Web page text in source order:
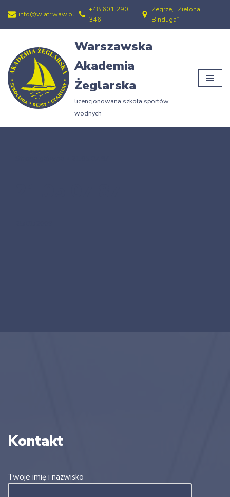
Przejdź
treści
info@wiatr.waw.pl
+48 601 290
346
Zegrze, „Zielona
Binduga”
Warszawska
Akademia
Żeglarska
licencjonowana szkoła sportów
wodnych
Kontakt
Twoje imię i nazwisko